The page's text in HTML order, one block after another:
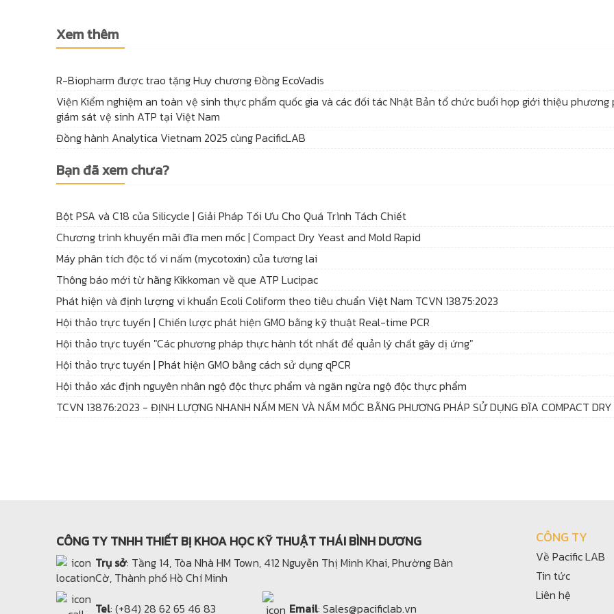
Xem thêm
R-Biopharm được trao tặng Huy chương Đồng EcoVadis
Viện Kiểm nghiệm an toàn vệ sinh thực phẩm quốc gia và các đối tác Nhật Bản tổ chức buổi họp giới thiệu phương
giám sát vệ sinh ATP tại Việt Nam
Đồng hành Analytica Vietnam 2025 cùng PacificLAB
Bạn đã xem chưa?
Bột PSA và C18 của Silicycle | Giải Pháp Tối Ưu Cho Quá Trình Tách Chiết
Chương trình khuyến mãi đĩa men mốc | Compact Dry Yeast and Mold Rapid
Máy phân tích độc tố vi nấm (mycotoxin) của tương lai
Thông báo mới từ hãng Kikkoman về que ATP Lucipac
Phát hiện và định lượng vi khuẩn Ecoli Coliform theo tiêu chuẩn Việt Nam TCVN 13875:2023
Hội thảo trực tuyến | Chiến lược phát hiện GMO bằng kỹ thuật Real-time PCR
Hội thảo trực tuyến "Các phương pháp thực hành tốt nhất để quản lý chất gây dị ứng"
Hội thảo trực tuyến | Phát hiện GMO bằng cách sử dụng qPCR
Hội thảo xác định nguyên nhân ngộ độc thực phẩm và ngăn ngừa ngộ độc thực phẩm
TCVN 13876:2023 - ĐỊNH LƯỢNG NHANH NẤM MEN VÀ NẤM MỐC BẰNG PHƯƠNG PHÁP SỬ DỤNG ĐĨA COMPACT
CÔNG TY TNHH THIẾT BỊ KHOA HỌC KỸ THUẬT THÁI BÌNH DƯƠNG
Trụ sở: Tầng 14, Tòa Nhà HM Town, 412 Nguyễn Thị Minh Khai, Phường Bàn
Cờ, Thành phố Hồ Chí Minh
Tel: (+84) 28 62 65 46 83 Email: Sales@pacificlab.vn
CÔNG TY
Về Pacific LAB
Tin tức
Liên hệ